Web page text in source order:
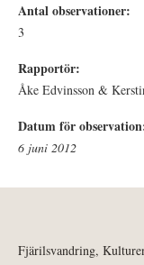
Antal observationer:
3
Rapportör:
Åke Edvinsson &
Datum för
6 juni 2012
Fjärilsvandring,